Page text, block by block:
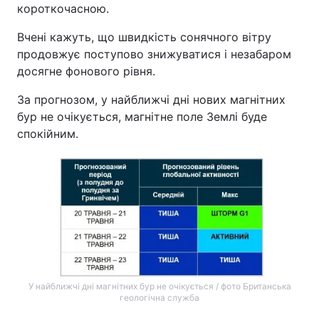
короткочасною.
Вчені кажуть, що швидкість сонячного вітру
продовжує поступово знижуватися і незабаром
досягне фонового рівня.
За прогнозом, у найближчі дні нових магнітних
бур не очікується, магнітне поле Землі буде
спокійним.
У найближчі дні магнітних бур не очікується / фото Британська
геологічна служба